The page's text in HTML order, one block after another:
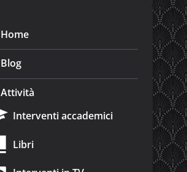
Home
Blog
Attività
Interventi accademici
Libri